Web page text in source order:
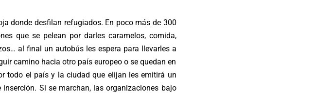
donde desfilan refugiados. En poco más de 300
que se pelean por darles caramelos, comida,
al final un autobús les espera para llevarles a
camino hacia otro país europeo o se quedan en
todo el país y la ciudad que elijan les emitirá un
Si se marchan, las organizaciones bajo